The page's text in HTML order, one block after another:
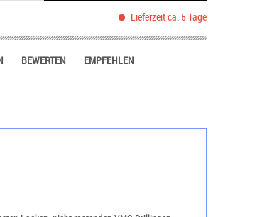
Lieferzeit ca. 5 Tage
BEWERTEN EMPFEHLEN